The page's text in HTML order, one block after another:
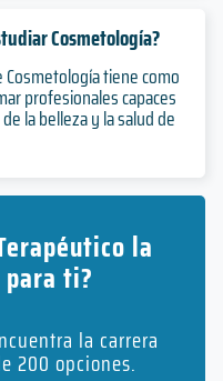
Cosmetología?
Cosmetología tiene como
profesionales capaces
la belleza y la salud de
la
ti?
la carrera
200 opciones.